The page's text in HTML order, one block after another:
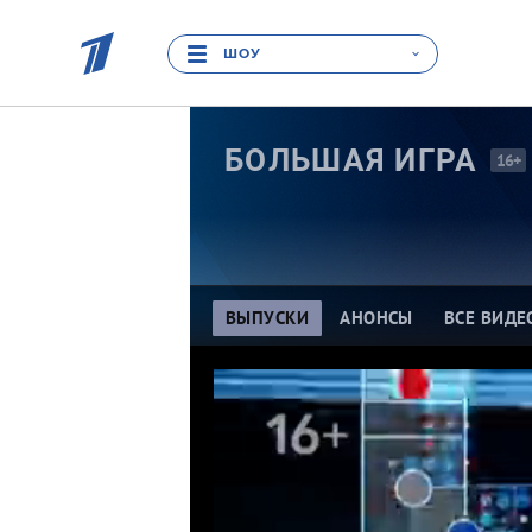
ШОУ
БОЛЬШАЯ ИГРА 16+
ВЫПУСКИ АНОНСЫ ВСЕ